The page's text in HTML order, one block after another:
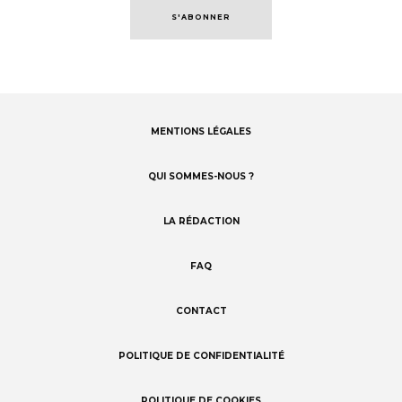
S'ABONNER
MENTIONS LÉGALES
QUI SOMMES-NOUS ?
LA RÉDACTION
FAQ
CONTACT
POLITIQUE DE CONFIDENTIALITÉ